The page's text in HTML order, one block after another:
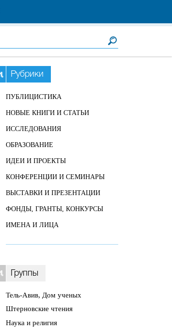
Рубрики
ПУБЛИЦИСТИКА
НОВЫЕ КНИГИ И СТАТЬИ
ИССЛЕДОВАНИЯ
ОБРАЗОВАНИЕ
ИДЕИ И ПРОЕКТЫ
КОНФЕРЕНЦИИ И СЕМИНАРЫ
ВЫСТАВКИ И ПРЕЗЕНТАЦИИ
ФОНДЫ, ГРАНТЫ, КОНКУРСЫ
ИМЕНА И ЛИЦА
Группы
Тель-Авив, Дом ученых
Штерновские чтения
Наука и религия